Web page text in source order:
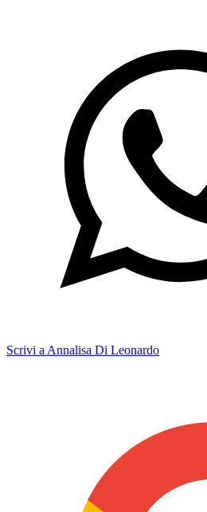
Scrivi a Annalisa Di Leonardo